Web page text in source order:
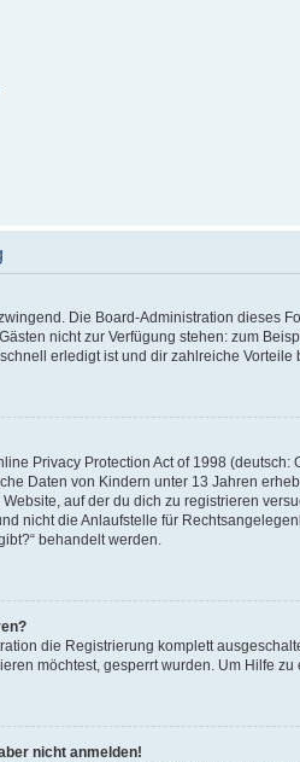
Die Board-Administration dieses
nicht zur Verfügung stehen: zum
erledigt ist und dir zahlreiche Vorteile
Privacy Protection Act of 1998
Daten von Kindern unter 13 Jahren
auf der du dich zu registrieren
nicht die Anlaufstelle für
behandelt werden.
die Registrierung komplett
möchtest, gesperrt wurden. Um Hilfe
nicht anmelden!